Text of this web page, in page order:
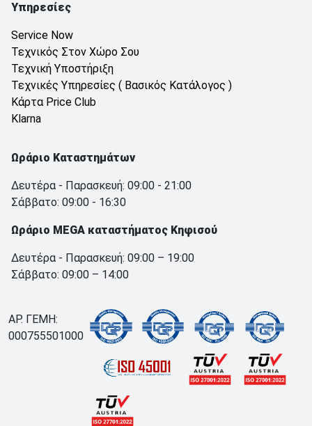
Υπηρεσίες
Service Now
Τεχνικός Στον Χώρο Σου
Τεχνική Υποστήριξη
Τεχνικές Υπηρεσίες ( Βασικός Κατάλογος )
Κάρτα Price Club
Klarna
Ωράριο Καταστημάτων
Δευτέρα - Παρασκευή: 09:00 - 21:00
Σάββατο: 09:00 - 16:30
Ωράριο MEGA καταστήματος Κηφισού
Δευτέρα - Παρασκευή: 09:00 – 19:00
Σάββατο: 09:00 – 14:00
ΑΡ. ΓΕΜΗ:
000755501000